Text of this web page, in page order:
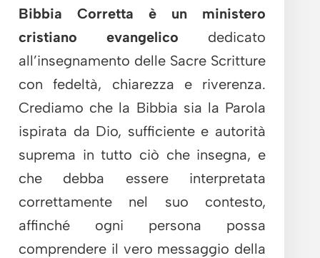
Bibbia Corretta è un ministero
cristiano evangelico dedicato
all’insegnamento delle Sacre Scritture
con fedeltà, chiarezza e riverenza.
Crediamo che la Bibbia sia la Parola
ispirata da Dio, sufficiente e autorità
suprema in tutto ciò che insegna, e
che debba essere interpretata
correttamente nel suo contesto,
affinché ogni persona possa
comprendere il vero messaggio della